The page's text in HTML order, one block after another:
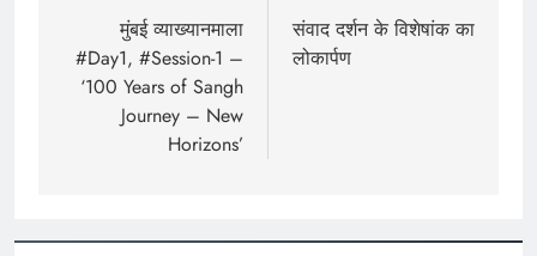
navigation
मुंबई व्याख्यानमाला
#Day1, #Session-1 –
‘100 Years of Sangh
Journey – New
Horizons’
संवाद दर्शन के विशेषांक का
लोकार्पण